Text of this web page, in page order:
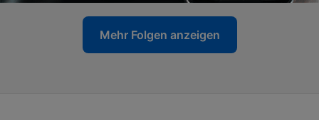
Mehr Folgen anzeigen